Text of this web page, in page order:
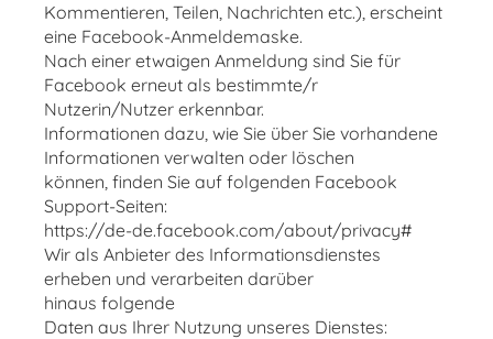
Kommentieren, Teilen, Nachrichten etc.), erscheint
eine Facebook-Anmeldemaske.
Nach einer etwaigen Anmeldung sind Sie für
Facebook erneut als bestimmte/r
Nutzerin/Nutzer erkennbar.
Informationen dazu, wie Sie über Sie vorhandene
Informationen verwalten oder löschen
können, finden Sie auf folgenden Facebook
Support-Seiten:
https://de-de.facebook.com/about/privacy#
Wir als Anbieter des Informationsdienstes
erheben und verarbeiten darüber
hinaus folgende
Daten aus Ihrer Nutzung unseres Dienstes: